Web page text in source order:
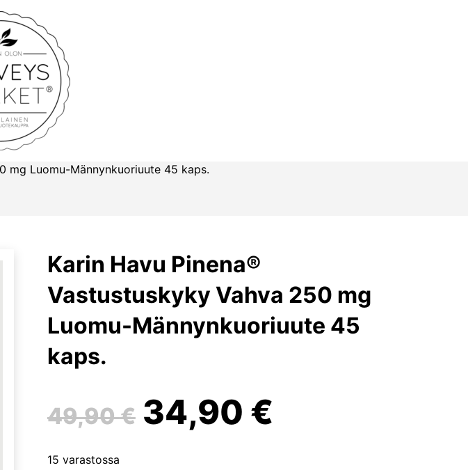
mg Luomu-Männynkuoriuute 45 kaps.
Karin Havu Pinena®
Vastustuskyky Vahva 250 mg
Luomu-Männynkuoriuute 45
kaps.
49,90€ Alkuperäinen
34,90 €
15 varastossa